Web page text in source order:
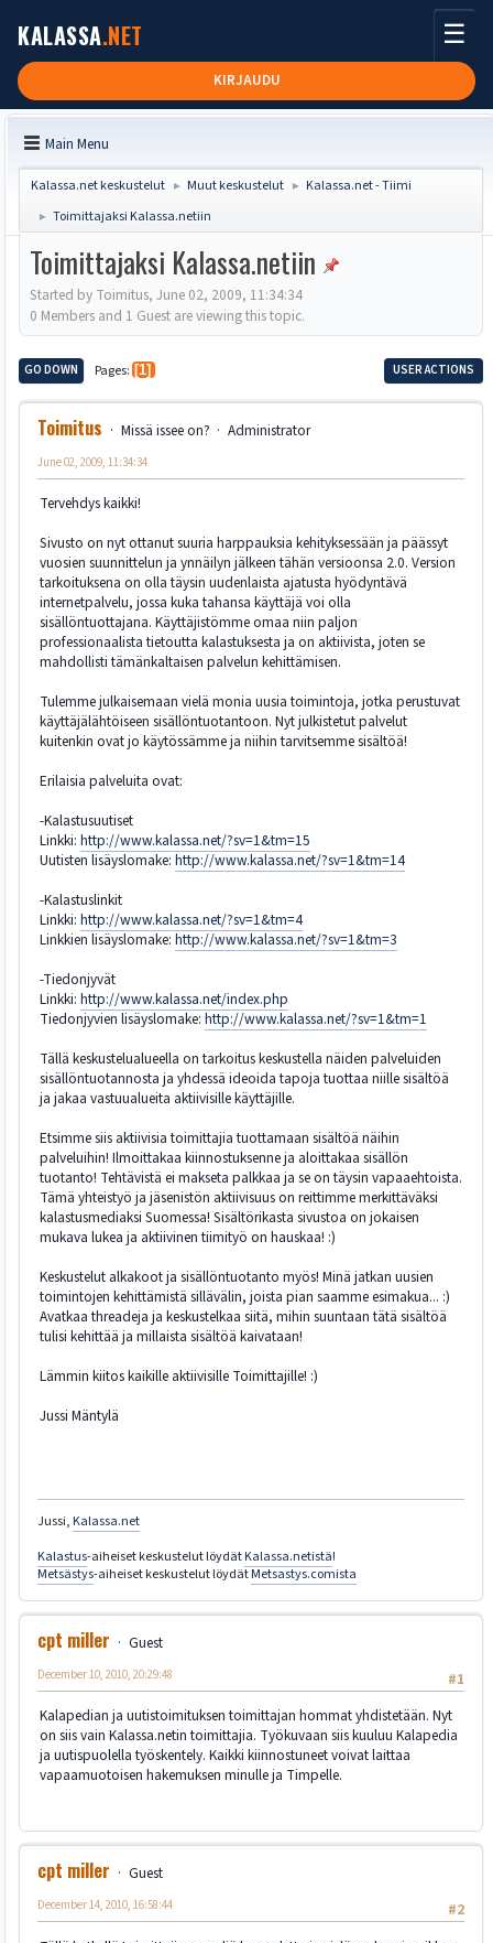
KALASSA.NET
KIRJAUDU
☰
Main Menu
Kalassa.net keskustelut ► Muut keskustelut ► Kalassa.net - Tiimi
► Toimittajaksi Kalassa.netiin
Toimittajaksi Kalassa.netiin
Started by Toimitus, June 02, 2009, 11:34:34
0 Members and 1 Guest are viewing this topic.
GO DOWN Pages 1 USER ACTIONS
Toimitus Missä issee on? Administrator
June 02, 2009, 11:34:34
Tervehdys kaikki!
Sivusto on nyt ottanut suuria harppauksia kehityksessään ja päässyt
vuosien suunnittelun ja ynnäilyn jälkeen tähän versioonsa 2.0. Version
tarkoituksena on olla täysin uudenlaista ajatusta hyödyntävä
internetpalvelu, jossa kuka tahansa käyttäjä voi olla
sisällöntuottajana. Käyttäjistömme omaa niin paljon
professionaalista tietoutta kalastuksesta ja on aktiivista, joten se
mahdollisti tämänkaltaisen palvelun kehittämisen.
Tulemme julkaisemaan vielä monia uusia toimintoja, jotka perustuvat
käyttäjälähtöiseen sisällöntuotantoon. Nyt julkistetut palvelut
kuitenkin ovat jo käytössämme ja niihin tarvitsemme sisältöä!
Erilaisia palveluita ovat:
-Kalastusuutiset
Linkki: http://www.kalassa.net/?sv=1&tm=15
Uutisten lisäyslomake: http://www.kalassa.net/?sv=1&tm=14
-Kalastuslinkit
Linkki: http://www.kalassa.net/?sv=1&tm=4
Linkkien lisäyslomake: http://www.kalassa.net/?sv=1&tm=3
-Tiedonjyvät
Linkki: http://www.kalassa.net/index.php
Tiedonjyvien lisäyslomake: http://www.kalassa.net/?sv=1&tm=1
Tällä keskustelualueella on tarkoitus keskustella näiden palveluiden
sisällöntuotannosta ja yhdessä ideoida tapoja tuottaa niille sisältöä
ja jakaa vastuualueita aktiivisille käyttäjille.
Etsimme siis aktiivisia toimittajia tuottamaan sisältöä näihin
palveluihin! Ilmoittakaa kiinnostuksenne ja aloittakaa sisällön
tuotanto! Tehtävistä ei makseta palkkaa ja se on täysin vapaaehtoista.
Tämä yhteistyö ja jäsenistön aktiivisuus on reittimme merkittäväksi
kalastusmediaksi Suomessa! Sisältörikasta sivustoa on jokaisen
mukava lukea ja aktiivinen tiimityö on hauskaa! :)
Keskustelut alkakoot ja sisällöntuotanto myös! Minä jatkan uusien
toimintojen kehittämistä sillävälin, joista pian saamme esimakua... :)
Avatkaa threadeja ja keskustelkaa siitä, mihin suuntaan tätä sisältöä
tulisi kehittää ja millaista sisältöä kaivataan!
Lämmin kiitos kaikille aktiivisille Toimittajille! :)
Jussi Mäntylä
Jussi, Kalassa.net
Kalastus-aiheiset keskustelut löydätKalassa.netistä!
Metsästys-aiheiset keskustelut löydätMetsastys.comista
cpt miller
Guest
#1
December 10, 2010, 20:29:48
Kalapedian ja uutistoimituksen toimittajan hommat yhdistetään. Nyt
on siis vain Kalassa.netin toimittajia. Työkuvaan siis kuuluu Kalapedia
ja uutispuolella työskentely. Kaikki kiinnostuneet voivat laittaa
vapaamuotoisen hakemuksen minulle ja Timpelle.
cpt miller
Guest
#2
December 14, 2010, 16:58:44